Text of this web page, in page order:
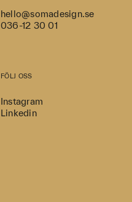
hello@somadesign.se
036-12 30 01
FÖLJ OSS
Instagram
Linkedin